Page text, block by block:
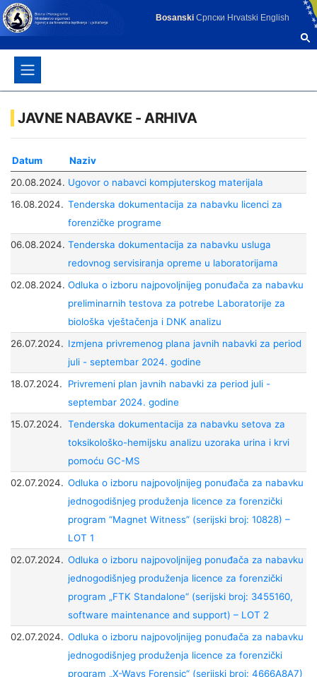
Bosanski Српски Hrvatski English
JAVNE NABAVKE - ARHIVA
Datum
Naziv
20.08.2024. Ugovor o nabavci kompjuterskog materijala
16.08.2024. Tenderska dokumentacija za nabavku licenci za
forenzičke programe
06.08.2024. Tenderska dokumentacija za nabavku usluga
redovnog servisiranja opreme u laboratorijama
02.08.2024. Odluka o izboru najpovoljnijeg ponuđača za nabavku
preliminarnih testova za potrebe Laboratorije za
biološka vještačenja i DNK analizu
26.07.2024. Izmjena privremenog plana javnih nabavki za period
juli - septembar 2024. godine
18.07.2024.
Privremeni plan javnih nabavki za period juli -
septembar 2024. godine
15.07.2024. Tenderska dokumentacija za nabavku setova za
toksikološko-hemijsku analizu uzoraka urina i krvi
pomoću GC-MS
02.07.2024. Odluka o izboru najpovoljnijeg ponuđača za nabavku
jednogodišnjeg produženja licence za forenzički
program “Magnet Witness” (serijski broj: 10828) –
LOT 1
02.07.2024. Odluka o izboru najpovoljnijeg ponuđača za nabavku
jednogodišnjeg produženja licence za forenzički
program „FTK Standalone“ (serijski broj: 3455160,
software maintenance and support) – LOT 2
02.07.2024. Odluka o izboru najpovoljnijeg ponuđača za nabavku
jednogodišnjeg produženja licence za forenzički
program „X-Ways Forensic“ (serijski broj: 4666A8A7)